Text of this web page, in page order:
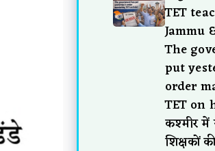
TET
Jammu
The
put
order
TET on
कश्मीर में
शिक्षकों